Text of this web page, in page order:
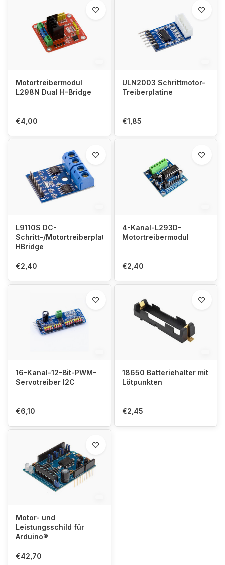
Motortreibermodul
L298N Dual H-Bridge
€4,00
ULN2003 Schrittmotor-
Treiberplatine
€1,85
L9110S DC-
Schritt-/Motortreiberplatine
HBridge
€2,40
4-Kanal-L293D-
Motortreibermodul
€2,40
16-Kanal-12-Bit-PWM-
Servotreiber I2C
€6,10
18650 Batteriehalter mit
Lötpunkten
€2,45
Motor- und
Leistungsschild für
Arduino®
€42,70